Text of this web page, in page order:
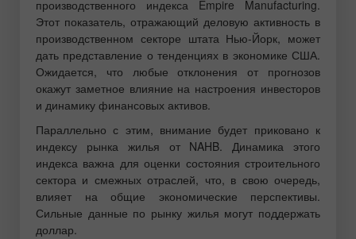
производственного индекса Empire Manufacturing.
Этот показатель, отражающий деловую активность в
производственном секторе штата Нью-Йорк, может
дать представление о тенденциях в экономике США.
Ожидается, что любые отклонения от прогнозов
окажут заметное влияние на настроения инвесторов
и динамику финансовых активов.
Параллельно с этим, внимание будет приковано к
индексу рынка жилья от NAHB. Динамика этого
индекса важна для оценки состояния строительного
сектора и смежных отраслей, что, в свою очередь,
влияет на общие экономические перспективы.
Сильные данные по рынку жилья могут поддержать
доллар.